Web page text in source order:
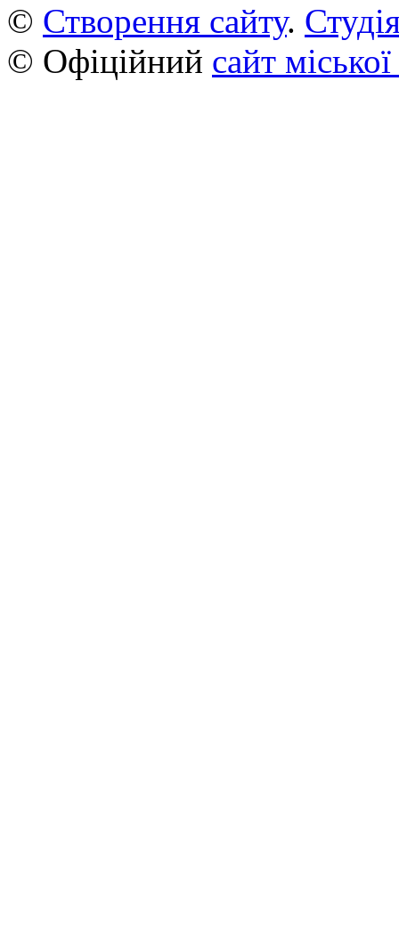
© Створення сайту.
© Офіційний сайт